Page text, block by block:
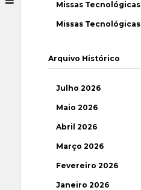
Missas Tecnológicas
Missas Tecnológicas
Arquivo Histórico
Julho 2026
Maio 2026
Abril 2026
Março 2026
Fevereiro 2026
Janeiro 2026